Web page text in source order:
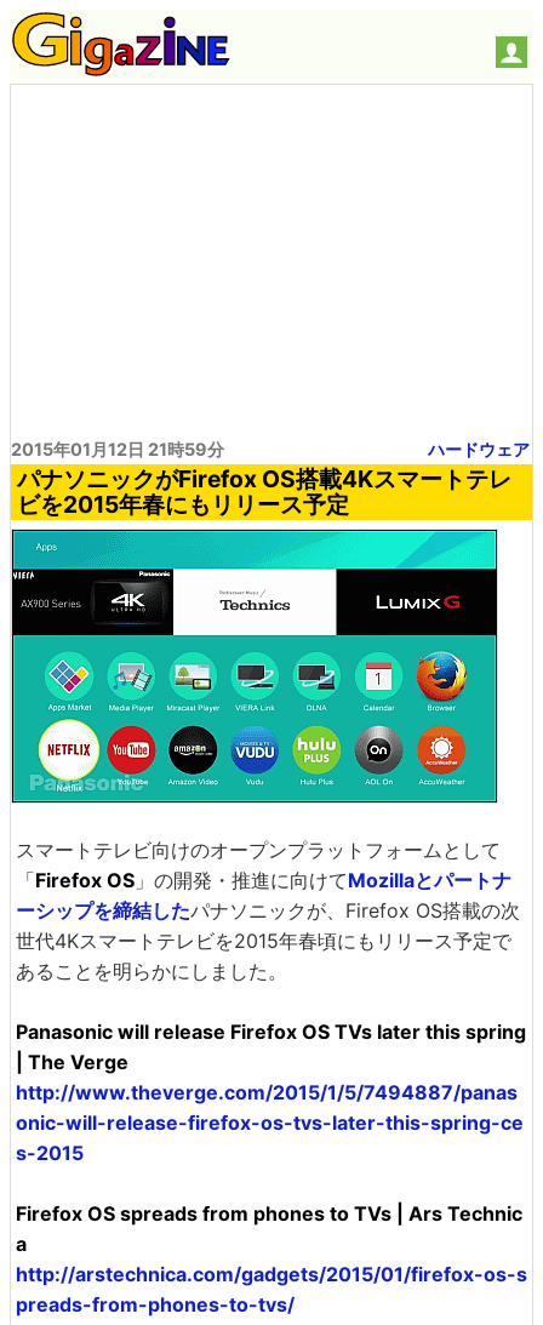
2015年01月12日 21時59分 ハードウェア
パナソニックがFirefox OS搭載4Kスマートテレ
ビを2015年春にもリリース予定
スマートテレビ向けのオープンプラットフォームとして
「Firefox OS 」の開発・推進に向けてMozillaとパートナ
ーシップを締結したパナソニックが、Firefox OS搭載の次
世代4Kスマートテレビを2015年春頃にもリリース予定で
あることを明らかにしました。
Panasonic will release Firefox OS TVs later this spring
| The Verge
http://www.theverge.com/2015/1/5/7494887/panas
onic-will-release-firefox-os-tvs-later-this-spring-ce
s-2015
Firefox OS spreads from phones to TVs | Ars Technic
a
http://arstechnica.com/gadgets/2015/01/firefox-os-s
preads-from-phones-to-tvs/